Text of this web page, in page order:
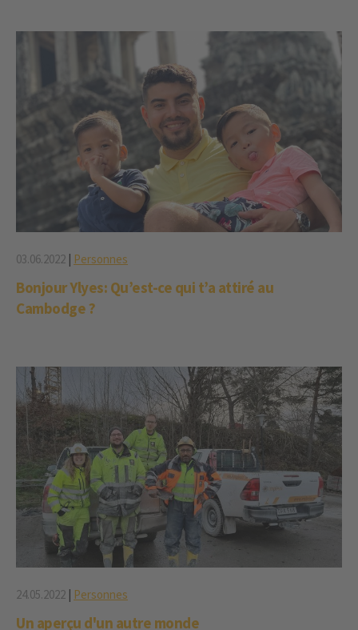
03.06.2022 | Personnes
Bonjour Ylyes: Qu’est-ce qui t’a attiré au
Cambodge ?
24.05.2022 Personnes
Un aperçu d'un autre monde